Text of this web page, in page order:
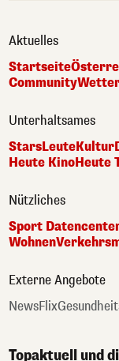
Aktuelles
Startseite
Community
Unterhaltsames
StarsLeuteKultur
Heute KinoHeute
Nützliches
Sport
Wohnen
Externe Angebote
NewsFlix
Topaktuell und